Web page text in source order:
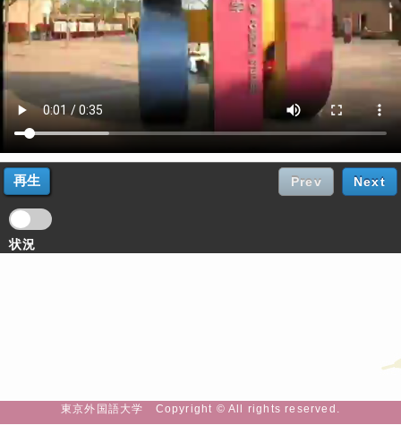
状況
Prev Next
東京外国語大学 Copyright © All rights reserved.